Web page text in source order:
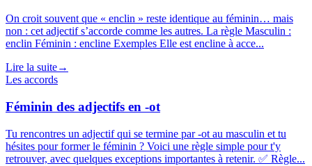
On croit souvent que « enclin » reste identique au féminin… mais
non : cet adjectif s’accorde comme les autres. La règle Masculin :
enclin Féminin : encline Exemples Elle est encline à acce...
Lire la suite→
Les accords
Féminin des adjectifs en -ot
Tu rencontres un adjectif qui se termine par -ot au masculin et tu
hésites pour former le féminin ? Voici une règle simple pour t'y
retrouver, avec quelques exceptions importantes à retenir. ✅ Règle...